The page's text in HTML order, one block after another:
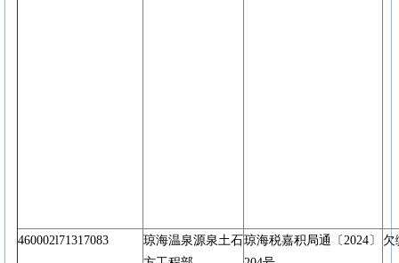
460002l71317083
琼海温泉源泉土石琼海税嘉积局通〔2024〕
欠